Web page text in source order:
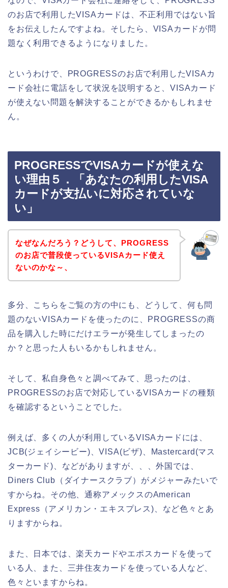
のお店で利用したVISAカードは、不正利用ではない旨
をお伝えしたんですよね。そしたら、VISAカードが問
題なく利用できるようになりました。
というわけで、PROGRESSのお店で利用したVISAカ
ード会社に電話をして状況を説明すると、VISAカード
が使えない問題を解決することができるかもしれませ
ん。
PROGRESSでVISAカードが使えな
い理由５．「あなたの利用したVISA
カードが支払いに対応されていな
い」
なぜなんだろう？どうして、PROGRESS
のお店で普段使っているVISAカード使え
ないのかな～、
多分、こちらをご覧の方の中にも、どうして、何も問
題のないVISAカードを使ったのに、PROGRESSの商
品を購入した時にだけエラーが発生してしまったの
か？と思った人もいるかもしれません。
そして、私自身色々と調べてみて、思ったのは、
PROGRESSのお店で対応しているVISAカードの種類
を確認するということでした。
例えば、多くの人が利用しているVISAカードには、
JCB(ジェイシービー)、VISA(ビザ)、Mastercard(マス
ターカード)、などがありますが、、、外国では、
Diners Club（ダイナースクラブ）がメジャーみたいで
すからね。その他、通称アメックスのAmerican
Express（アメリカン・エキスプレス)、など色々とあ
りますからね。
また、日本では、楽天カードやエポスカードを使って
いる人、また、三井住友カードを使っている人など、
色々といますからね。